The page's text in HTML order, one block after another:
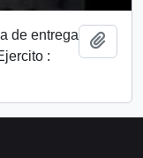
de entrega
: